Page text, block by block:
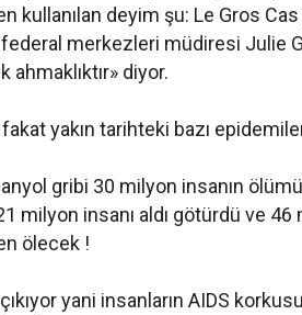
deyim şu: Le Gros Cas
merkezleri müdiresi Julie
diyor.
fakat yakın tarihteki bazı
gribi 30 milyon insanın
milyon insanı aldı götürdü ve
ölecek !
yani insanların AIDS